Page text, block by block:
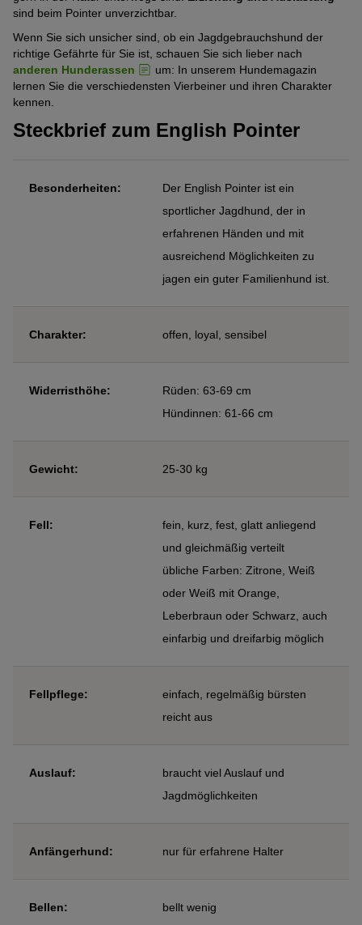
sind beim Pointer unverzichtbar.
Wenn Sie sich unsicher sind, ob ein Jagdgebrauchshund der
richtige Gefährte für Sie ist, schauen Sie sich lieber nach
anderen Hunderassen
um: In unserem Hundemagazin
lernen Sie die verschiedensten Vierbeiner und ihren Charakter
kennen.
Steckbrief zum English Pointer
Besonderheiten:
Der English Pointer ist ein
sportlicher Jagdhund, der in
erfahrenen Händen und mit
ausreichend Möglichkeiten zu
jagen ein guter Familienhund ist.
Charakter: offen, loyal, sensibel
Widerristhöhe:
Rüden: 63-69 cm
Hündinnen: 61-66 cm
Gewicht: 25-30 kg
Fell:
fein, kurz, fest, glatt anliegend
und gleichmäßig verteilt
übliche Farben: Zitrone, Weiß
oder Weiß mit Orange,
Leberbraun oder Schwarz, auch
einfarbig und dreifarbig möglich
Fellpflege:
einfach, regelmäßig bürsten
reicht aus
Auslauf:
braucht viel Auslauf und
Jagdmöglichkeiten
Anfängerhund: nur für erfahrene Halter
Bellen: bellt wenig